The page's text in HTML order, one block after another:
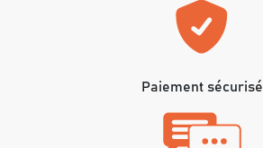
Paiement sécurisé